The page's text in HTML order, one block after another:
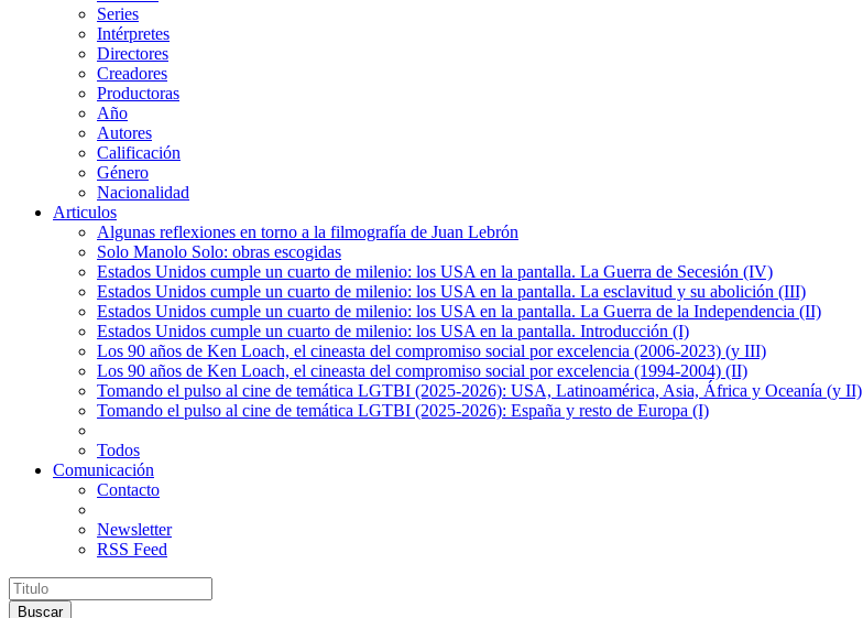
Series
Intérpretes
Directores
Creadores
Productoras
Año
Autores
Calificación
Género
Nacionalidad
Articulos
Algunas reflexiones en torno a la filmografía de Juan Lebrón
Solo Manolo Solo: obras escogidas
Estados Unidos cumple un cuarto de milenio: los USA en la pantalla. La Guerra de Secesión (IV)
Estados Unidos cumple un cuarto de milenio: los USA en la pantalla. La esclavitud y su abolición (III)
Estados Unidos cumple un cuarto de milenio: los USA en la pantalla. La Guerra de la Independencia (II)
Estados Unidos cumple un cuarto de milenio: los USA en la pantalla. Introducción (I)
Los 90 años de Ken Loach, el cineasta del compromiso social por excelencia (2006-2023) (y III)
Los 90 años de Ken Loach, el cineasta del compromiso social por excelencia (1994-2004) (II)
Tomando el pulso al cine de temática LGTBI (2025-2026): USA, Latinoamérica, Asia, África y Oceanía (y II)
Tomando el pulso al cine de temática LGTBI (2025-2026): España y resto de Europa (I)
Todos
Comunicación
Contacto
Newsletter
RSS Feed
Buscar